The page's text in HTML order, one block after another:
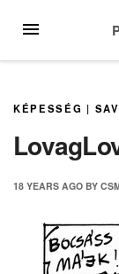
MENU
KÉPESSÉG |
18 YEARS AGO BY